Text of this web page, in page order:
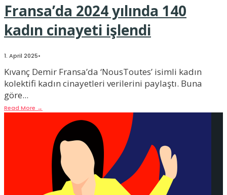
Fransa’da 2024 yılında 140
kadın cinayeti işlendi
1. April 2025•
Kıvanç Demir Fransa’da ‘NousToutes’ isimli kadın
kolektifi kadın cinayetleri verilerini paylaştı. Buna
göre...
Read More →